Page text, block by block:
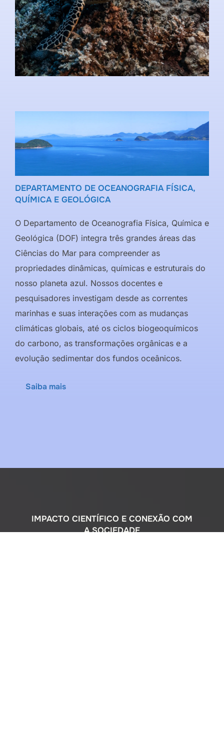
DEPARTAMENTO DE OCEANOGRAFIA FÍSICA,
QUÍMICA E GEOLÓGICA
O Departamento de Oceanografia Física, Química e
Geológica (DOF) integra três grandes áreas das
Ciências do Mar para compreender as
propriedades dinâmicas, químicas e estruturais do
nosso planeta azul. Nossos docentes e
pesquisadores investigam desde as correntes
marinhas e suas interações com as mudanças
climáticas globais, até os ciclos biogeoquímicos
do carbono, as transformações orgânicas e a
evolução sedimentar dos fundos oceânicos.
Saiba mais
IMPACTO CIENTÍFICO E CONEXÃO COM
A SOCIEDADE